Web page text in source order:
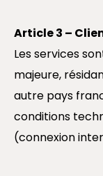
Article 3 –
Les services
majeure,
autre pays
conditions
(connexion